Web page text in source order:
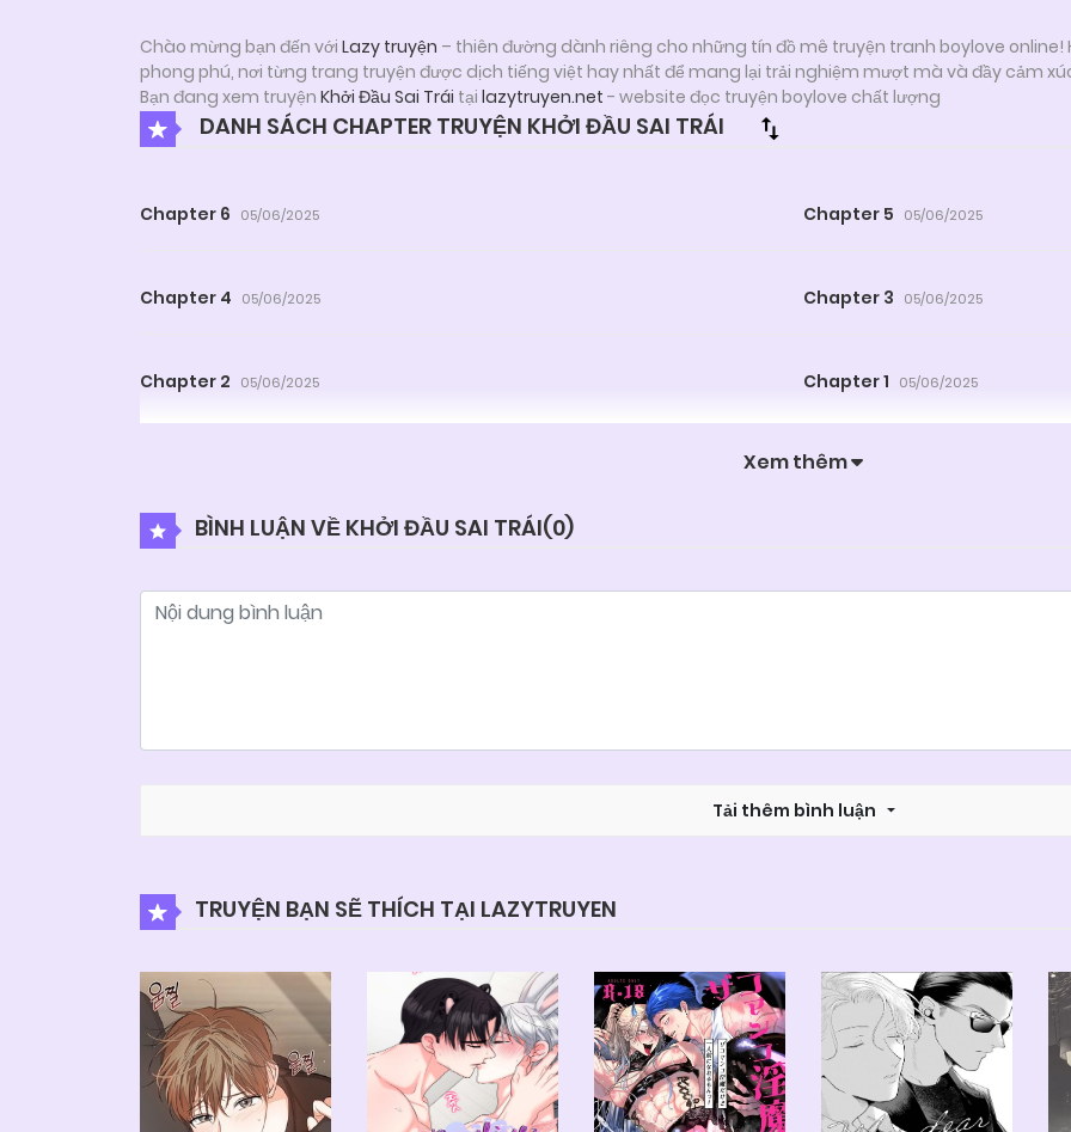
Chào mừng bạn đến với Lazy truyện – thiên đường dành riêng cho những tín đồ mê truyện tranh boylove
phong phú, nơi từng trang truyện được dịch tiếng việt hay nhất để mang lại trải nghiệm mượt mà và đầy cảm
Bạn đang xem truyện Khởi Đầu Sai Trái tại lazytruyen.net - website đọc truyện boylove chất lượng
DANH SÁCH CHAPTER TRUYỆN KHỞI ĐẦU SAI TRÁI
Chapter 6 05/06/2025 Chapter 5 05/06/2025
Chapter 4 05/06/2025 Chapter 3 05/06/2025
Chapter 2 05/06/2025 Chapter 1 05/06/2025
Xem thêm
BÌNH LUẬN VỀ KHỞI ĐẦU SAI TRÁI(0)
Tải thêm bình luận
TRUYỆN BẠN SẼ THÍCH TẠI LAZYTRUYEN